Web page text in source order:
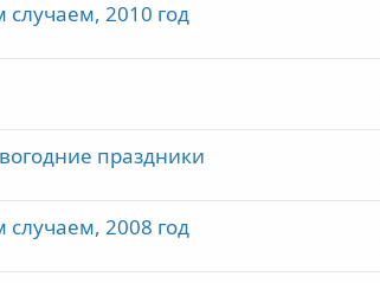
2010 год
праздники
2008 год